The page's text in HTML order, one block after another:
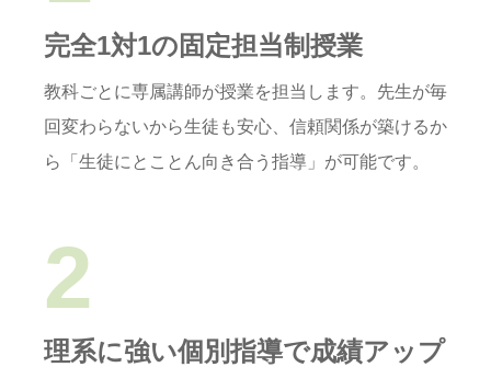
完全1対1の固定担当制授業
教科ごとに専属講師が授業を担当します。 先生が毎
回変わらないから生徒も安心、信頼関係が築けるか
ら「生徒にとことん向き合う指導」が可能です。
2
理系に強い個別指導で成績アップ